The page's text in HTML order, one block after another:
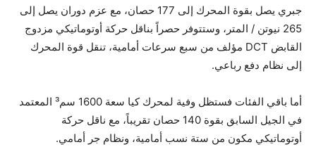
جبري يصل بقوة المحرك إلى 177 حصان، مع عزم دوران يصل إلى
265 نيوتن / المتر، وستتوفر حصراً بناقل حركة أوتوماتيكي مزدوج
القابض DCT مؤلف من سبع سرعات أمامية، تنقل قوة المحرك
إلى نظام دفع رباعي.
أما باقي الفئات فستظل وفية لمحرك كيا سعة 1600 سم³ المعتمد
في الجيل السابق بقوة 140 حصان تقريباً، مع ناقل حركة
أوتوماتيكي مكون من ستة نسب أمامية، ونظام جر أمامي.